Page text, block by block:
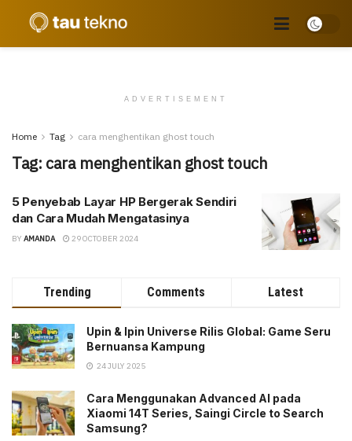
ADVERTISEMENT
Home Tag cara menghentikan ghost touch
Tag: cara menghentikan ghost touch
5 Penyebab Layar HP Bergerak Sendiri
dan Cara Mudah Mengatasinya
BY AMANDA 29 OCTOBER 2024
Trending Comments Latest
Upin & Ipin Universe Rilis Global: Game Seru
Bernuansa Kampung
24 JULY 2025
Cara Menggunakan Advanced AI pada
Xiaomi 14T Series, Saingi Circle to Search
Samsung?